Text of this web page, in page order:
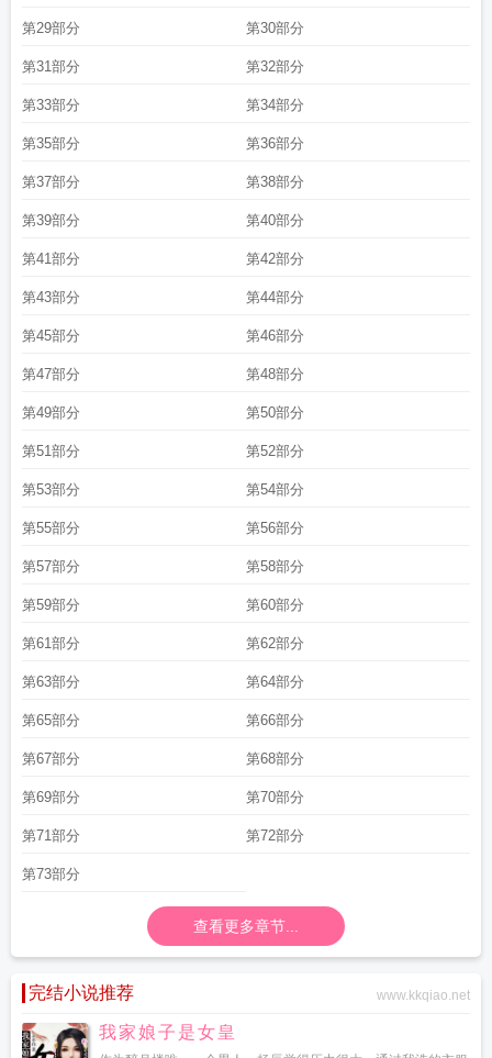
第29部分 第30部分
第31部分 第32部分
第33部分 第34部分
第35部分 第36部分
第37部分 第38部分
第39部分 第40部分
第41部分 第42部分
第43部分 第44部分
第45部分 第46部分
第47部分 第48部分
第49部分 第50部分
第51部分 第52部分
第53部分 第54部分
第55部分 第56部分
第57部分 第58部分
第59部分 第60部分
第61部分 第62部分
第63部分 第64部分
第65部分 第66部分
第67部分 第68部分
第69部分 第70部分
第71部分 第72部分
第73部分
查看更多章节...
完结小说推荐 www.kkqiao.net
我家娘子是女皇